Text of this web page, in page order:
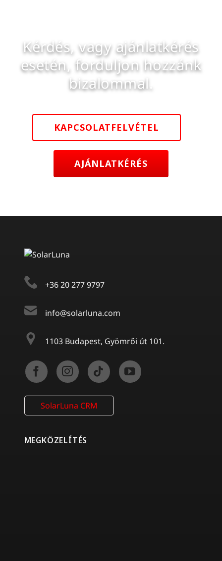
Kérdés, vagy ajánlatkérés
esetén, forduljon hozzánk
bizalommal.
KAPCSOLATFELVÉTEL
AJÁNLATKÉRÉS
+36 20 277 9797
info@solarluna.com
1103 Budapest, Gyömrői út 101.
SolarLuna CRM
MEGKÖZELÍTÉS